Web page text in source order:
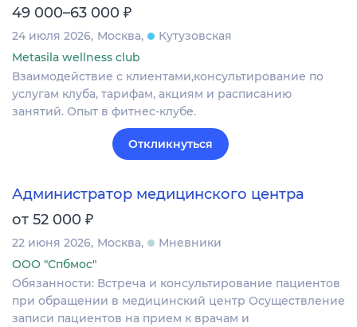
49 000–63 000 ₽
24 июля 2026 Москва
Кутузовская
Metasila wellness club
Взаимодействие с клиентами,консультирование по
услугам клуба, тарифам, акциям и расписанию
занятий. Опыт в фитнес-клубе.
Откликнуться
Администратор медицинского центра
от 52 000 ₽
22 июня 2026 Москва
Мневники
ООО "Спбмос"
Обязанности: Встреча и консультирование пациентов
при обращении в медицинский центр Осуществление
записи пациентов на прием к врачам и